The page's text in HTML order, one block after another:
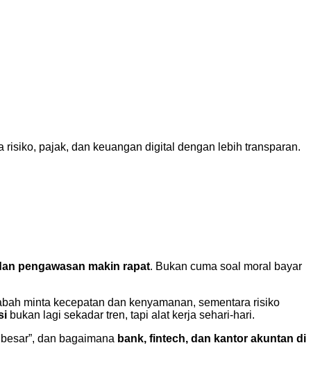
pajak, dan keuangan digital dengan lebih transparan.
pengawasan makin rapat. Bukan cuma soal moral bayar
minta kecepatan dan kenyamanan, sementara risiko
bukan lagi sekadar tren, tapi alat kerja sehari-hari.
dan bagaimana bank, fintech, dan kantor akuntan di